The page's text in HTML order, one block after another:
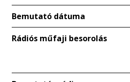
Bemutató dátuma
Rádiós műfaji besorolás